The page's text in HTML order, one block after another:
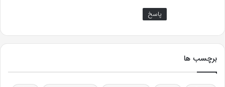
پاسخ
برچسب ها